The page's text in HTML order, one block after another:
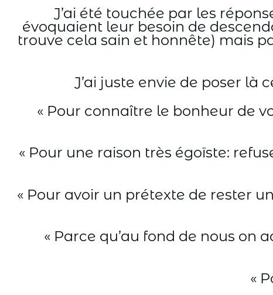
J’ai été touchée par les
évoquaient leur besoin de
trouve cela sain et honnête) mais
J’ai juste envie de poser là
« Pour connaître le bonheur de
« Pour une raison très égoïste:
« Pour avoir un prétexte de rester
« Parce qu’au fond de nous on
«